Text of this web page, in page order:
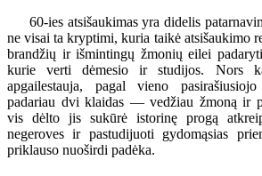
60-ies atsišaukimas yra didelis
ne visai ta kryptimi, kuria taikė atsišaukimo
brandžių ir išmintingų žmonių eilei
kurie verti dėmesio ir studijos. Nors
apgailestauja, pagal vieno
padariau dvi klaidas — vedžiau žmoną ir
vis dėlto jis sukūrė istorinę progą
negeroves ir pastudijuoti gydomąsias
priklauso nuoširdi padėka.